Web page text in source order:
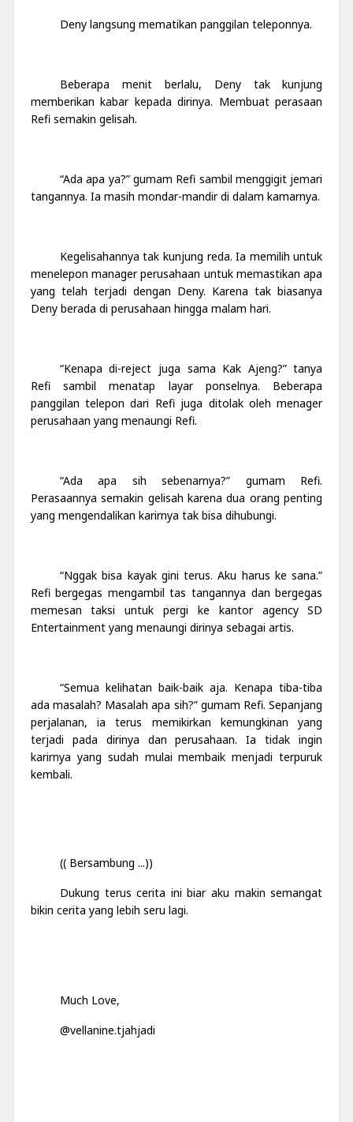
Deny langsung mematikan panggilan teleponnya.
Beberapa menit berlalu, Deny tak kunjung
memberikan kabar kepada dirinya. Membuat perasaan
Refi semakin gelisah.
“Ada apa ya?” gumam Refi sambil menggigit jemari
tangannya. Ia masih mondar-mandir di dalam kamarnya.
Kegelisahannya tak kunjung reda. Ia memilih untuk
menelepon manager perusahaan untuk memastikan apa
yang telah terjadi dengan Deny. Karena tak biasanya
Deny berada di perusahaan hingga malam hari.
“Kenapa di-reject juga sama Kak Ajeng?” tanya
Refi sambil menatap layar ponselnya. Beberapa
panggilan telepon dari Refi juga ditolak oleh menager
perusahaan yang menaungi Refi.
“Ada apa sih sebenarnya?” gumam Refi.
Perasaannya semakin gelisah karena dua orang penting
yang mengendalikan karirnya tak bisa dihubungi.
“Nggak bisa kayak gini terus. Aku harus ke sana.”
Refi bergegas mengambil tas tangannya dan bergegas
memesan taksi untuk pergi ke kantor agency SD
Entertainment yang menaungi dirinya sebagai artis.
“Semua kelihatan baik-baik aja. Kenapa tiba-tiba
ada masalah? Masalah apa sih?” gumam Refi. Sepanjang
perjalanan, ia terus memikirkan kemungkinan yang
terjadi pada dirinya dan perusahaan. Ia tidak ingin
karirnya yang sudah mulai membaik menjadi terpuruk
kembali.
(( Bersambung ...))
Dukung terus cerita ini biar aku makin semangat
bikin cerita yang lebih seru lagi.
Much Love,
@vellanine.tjahjadi